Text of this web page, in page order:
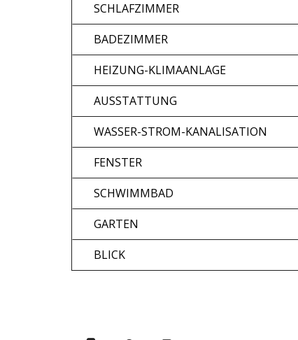
SCHLAFZIMMER
BADEZIMMER
HEIZUNG-KLIMAANLAGE
AUSSTATTUNG
WASSER-STROM-KANALISATION
FENSTER
SCHWIMMBAD
GARTEN
BLICK